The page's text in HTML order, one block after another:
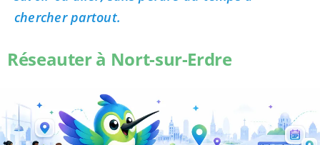
chercher partout.
Réseauter à Nort-sur-Erdre